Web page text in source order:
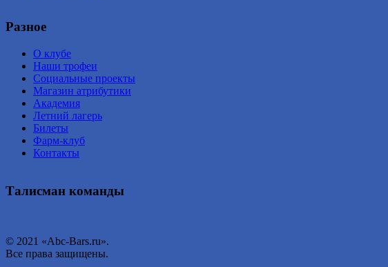
Разное
О клубе
Наши трофеи
Социальные проекты
Магазин атрибутики
Академия
Летний лагерь
Билеты
Фарм-клуб
Контакты
Талисман команды
© 2021 «Abc-Bars.ru».
Все права защищены.